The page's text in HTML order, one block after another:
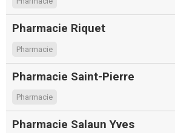
Pharmacie Riquet
Pharmacie
Pharmacie Saint-Pierre
Pharmacie
Pharmacie Salaun Yves